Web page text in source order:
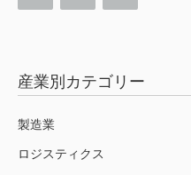
産業別カテゴリー
製造業
ロジスティクス